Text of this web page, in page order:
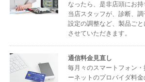
なったら、是非店頭にお持
当店スタッフが、診断、
設定の調整など、製品ご
させていただきます。
通信料金見直し
毎月々のスマートフォン
ーネットのプロバイダ料